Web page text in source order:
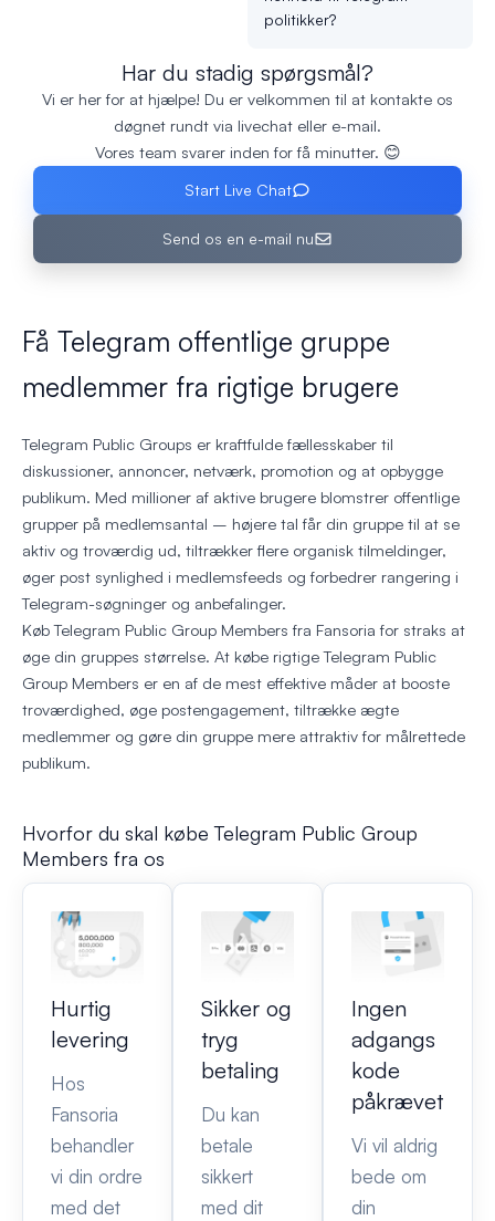
politikker?
Har du stadig spørgsmål?
Vi er her for at hjælpe! Du er velkommen til at kontakte os
døgnet rundt via livechat eller e-mail.
Vores team svarer inden for få minutter. 😊
Start Live Chat
Send os en e-mail nu
Få Telegram offentlige gruppe
medlemmer fra rigtige brugere
Telegram Public Groups er kraftfulde fællesskaber til
diskussioner, annoncer, netværk, promotion og at opbygge
publikum. Med millioner af aktive brugere blomstrer offentlige
grupper på medlemsantal – højere tal får din gruppe til at se
aktiv og troværdig ud, tiltrækker flere organisk tilmeldinger,
øger post synlighed i medlemsfeeds og forbedrer rangering i
Telegram-søgninger og anbefalinger.
Køb Telegram Public Group Members fra Fansoria for straks at
øge din gruppes størrelse. At købe rigtige Telegram Public
Group Members er en af de mest effektive måder at booste
troværdighed, øge postengagement, tiltrække ægte
medlemmer og gøre din gruppe mere attraktiv for målrettede
publikum.
Hvorfor du skal købe Telegram Public Group
Members fra os
Hurtig
levering
Hos
Fansoria
behandler
vi din ordre
med det
Sikker og
tryg
betaling
Du kan
betale
sikkert
med dit
Ingen
adgangs
kode
påkrævet
Vi vil aldrig
bede om
din